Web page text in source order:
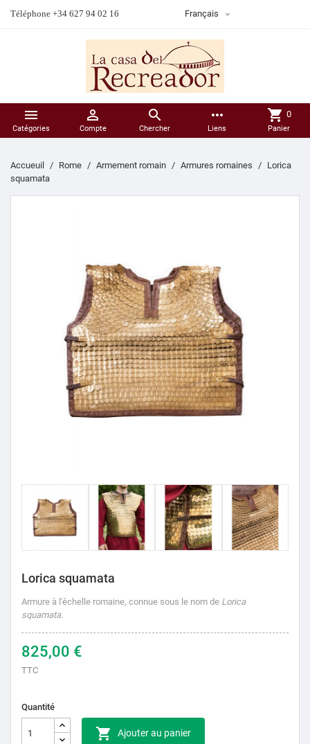
Téléphone +34 627 94 02 16 Français 

Catégories

Compte

Chercher
more_horiz
Liens
shopping_cart 0
Panier
Accueuil Rome Armement romain Armures romaines
Lorica
squamata
Lorica squamata
Armure à l'échelle romaine, connue sous le nom de Lorica
squamata.
825,00 €
TTC
Quantité
 Ajouter au panier